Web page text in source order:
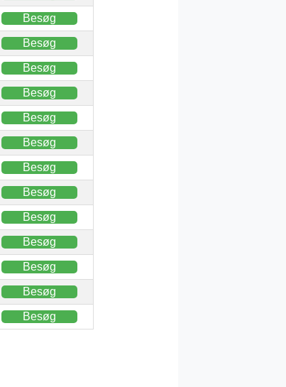
Besøg
Besøg
Besøg
Besøg
Besøg
Besøg
Besøg
Besøg
Besøg
Besøg
Besøg
Besøg
Besøg